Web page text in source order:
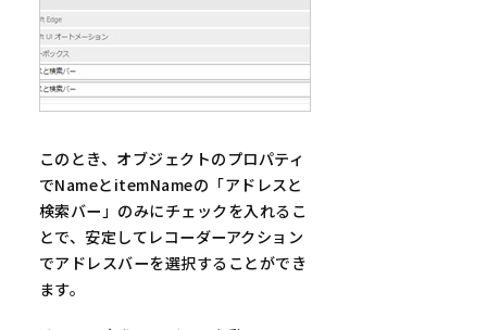
このとき、オブジェクトのプロパティ
でNameとitemNameの「アドレスと
検索バー」のみにチェックを入れるこ
とで、安定してレコーダーアクション
でアドレスバーを選択することができ
ます。